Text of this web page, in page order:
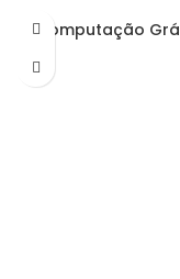
Computação